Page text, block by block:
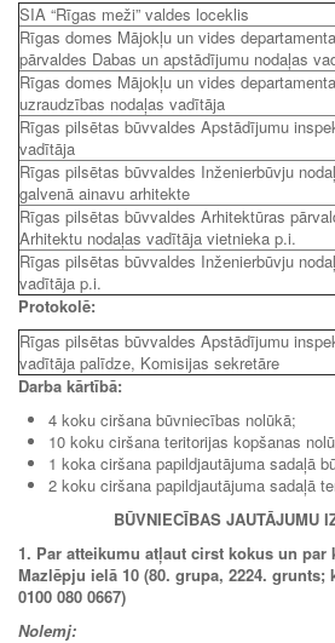
SIA “Rīgas meži” valdes loceklis
Rīgas domes Mājokļu un vides
pārvaldes Dabas un apstādījumu nodaļas
Rīgas domes Mājokļu un vides
uzraudzības nodaļas vadītāja
Rīgas pilsētas būvvaldes Apstādījumu
vadītāja
Rīgas pilsētas būvvaldes Inženierbūvju
galvenā ainavu arhitekte
Rīgas pilsētas būvvaldes Arhitektūras
Arhitektu nodaļas vadītāja vietnieka p.i.
Rīgas pilsētas būvvaldes Inženierbūvju
vadītāja p.i.
Protokolē:
Rīgas pilsētas būvvaldes Apstādījumu
vadītāja palīdze, Komisijas sekretāre
Darba kārtībā:
4 koku ciršana būvniecības nolūkā;
10 koku ciršana teritorijas kopšanas
1 koka ciršana papildjautājuma sadaļā
2 koku ciršana papildjautājuma sadaļā
BŪVNIECĪBAS JAUTĀJUMU
1. Par atteikumu atļaut cirst kokus un par
Mazlēpju ielā 10 (80. grupa, 2224. grunts;
0100 080 0667)
Nolemj: